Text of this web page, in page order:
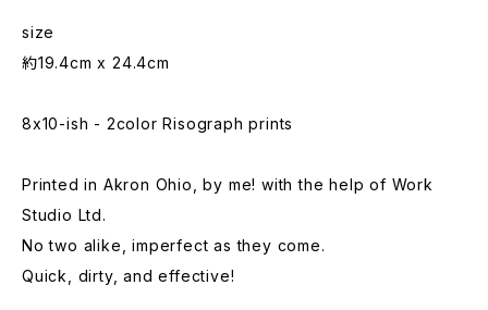
size
約19.4cm x 24.4cm
8x10-ish - 2color Risograph prints
Printed in Akron Ohio, by me! with the help of Work
Studio Ltd.
No two alike, imperfect as they come.
Quick, dirty, and effective!